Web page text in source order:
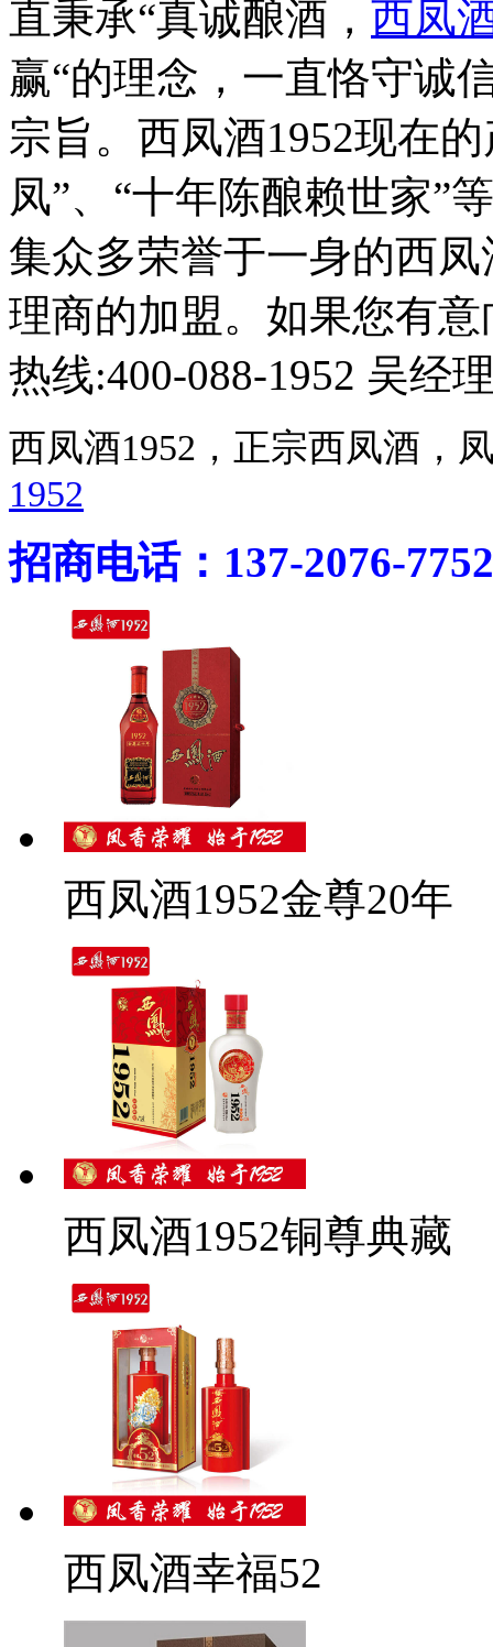
直秉承“真诚酿酒， 西凤
赢“的理念，一直恪守诚
宗旨。西凤酒1952现在
凤”、“十年陈酿赖世家”
集众多荣誉于一身的西
理商的加盟。如果您有
热线:400-088-1952 吴经
西凤酒1952，正宗西凤酒
1952
招商电话：137-2076-7752
西凤酒1952金尊20年
西凤酒1952铜尊典藏
西凤酒幸福52